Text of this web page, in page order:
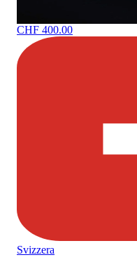
CHF 400.00
Svizzera